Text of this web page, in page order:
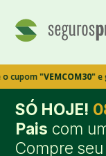
"VEMCOM30"e garanta
SÓ HOJE!
Pais com
Compre